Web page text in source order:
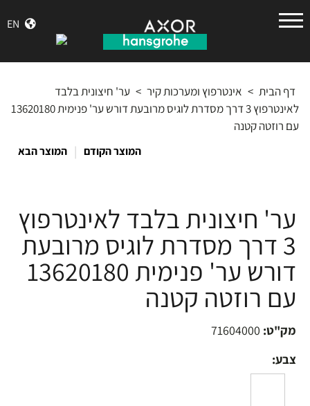
EN
גרואה
דף הבית > אינטרפוץ ומערכות קיר > ער' חיצונית בלבד
לאינטרפוץ 3 דרך מסדרת לוגיס מרובעת דורש ער' פנימית 13620180
עם רוזטה קטנה
המוצר הקודם | המוצר הבא
ער' חיצונית בלבד לאינטרפוץ
3 דרך מסדרת לוגיס מרובעת
דורש ער' פנימית 13620180
עם רוזטה קטנה
מק"ט: 71604000
צבע: